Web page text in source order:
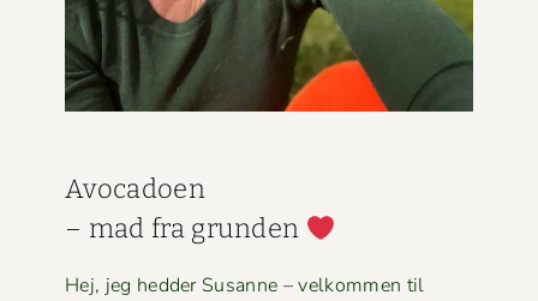
Avo­ca­doen
– mad fra grun­den
Hej, jeg hed­der Susanne – velkom­men til